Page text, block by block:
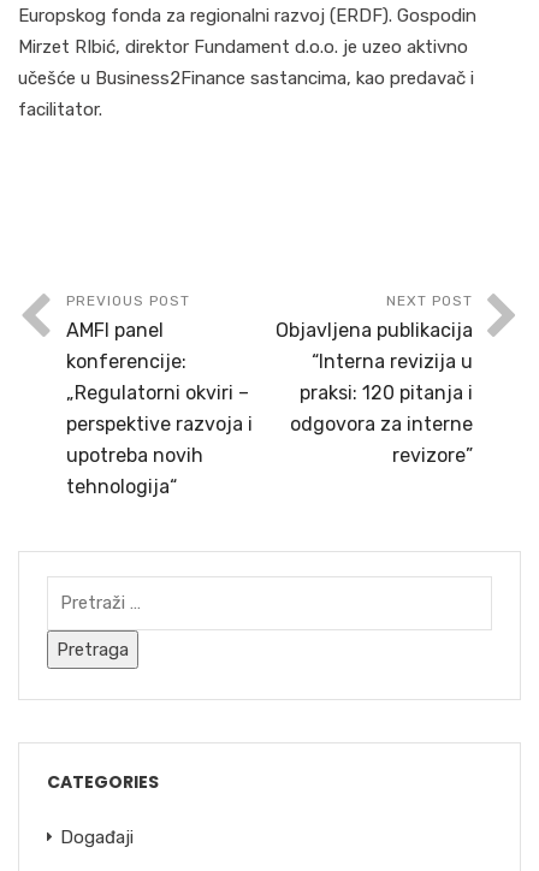
Europskog fonda za regionalni razvoj (ERDF). Gospodin
Mirzet RIbić, direktor Fundament d.o.o. je uzeo aktivno
učešće u Business2Finance sastancima, kao predavač i
facilitator.
PREVIOUS POST
AMFI panel
konferencije:
„Regulatorni okviri –
perspektive razvoja i
upotreba novih
tehnologija“
NEXT POST
Objavljena publikacija
“Interna revizija u
praksi: 120 pitanja i
odgovora za interne
revizore”
CATEGORIES
Događaji